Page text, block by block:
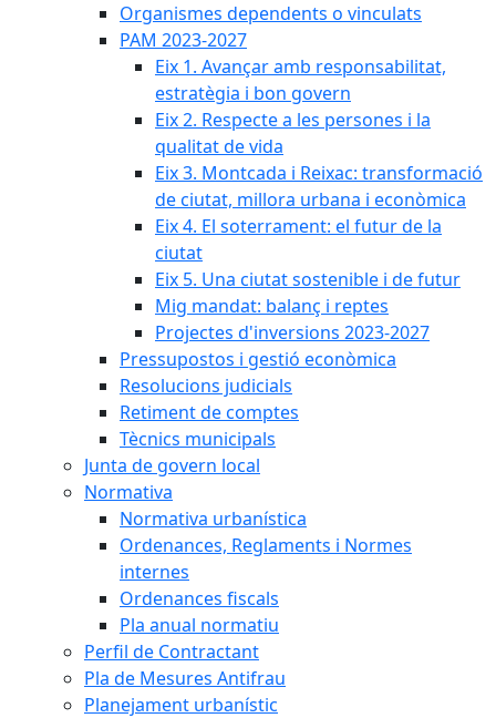
Organismes dependents o vinculats
PAM 2023-2027
Eix 1. Avançar amb responsabilitat,
estratègia i bon govern
Eix 2. Respecte a les persones i la
qualitat de vida
Eix 3. Montcada i Reixac: transformació
de ciutat, millora urbana i econòmica
Eix 4. El soterrament: el futur de la
ciutat
Eix 5. Una ciutat sostenible i de futur
Mig mandat: balanç i reptes
Projectes d'inversions 2023-2027
Pressupostos i gestió econòmica
Resolucions judicials
Retiment de comptes
Tècnics municipals
Junta de govern local
Normativa
Normativa urbanística
Ordenances, Reglaments i Normes
internes
Ordenances fiscals
Pla anual normatiu
Perfil de Contractant
Pla de Mesures Antifrau
Planejament urbanístic